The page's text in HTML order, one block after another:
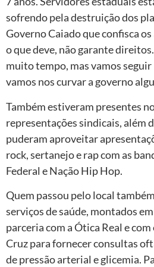
sofrendo pela destruição dos
Governo Caiado que confisca
o que deve, não garante
muito tempo, mas vamos seguir
vamos nos curvar a governo
Também estiveram presentes
representações sindicais, além
puderam aproveitar
rock, sertanejo e rap com as
Federal e Nação Hip Hop.
Quem passou pelo local
serviços de saúde, montados
parceria com a Ótica Real e
Cruz para fornecer consultas
de pressão arterial e glicemia.